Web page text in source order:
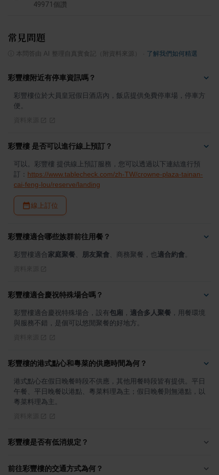
49971 個讚
常見問題
本問答由 AI 整理自真實食記（附資料來源） 了解我們如何精選
彩豐樓附近有停車資訊嗎？
彩豐樓位於大員皇冠假日酒店內，飯店提供免費停車場，停車方
便。
彩豐樓 是否可以進行線上預訂？
可以。彩豐樓 提供線上預訂服務，您可以透過以下連結進行預
訂： https://www.tablecheck.com/zh-TW/crowne-plaza-tainan-
cai-feng-lou/reserve/landing
線上訂位
彩豐樓適合哪些族群前往用餐？
彩豐樓適合家庭聚餐 朋友聚會 、商務聚餐，也 適合約會
彩豐樓適合慶祝特殊場合嗎？
彩豐樓適合慶祝特殊場合，設有包廂 ， 適合多人聚餐 ，用餐環境
與服務不錯，是個可以悠閒聚餐的好地方。
彩豐樓的港式點心和粵菜的供應時間為何？
港式點心在假日晚餐時段不供應，其他用餐時段皆有提供。平日
午餐、平日晚餐以港點、粵菜料理為主；假日晚餐則無港點，以
粵菜料理為主。
彩豐樓是否有低消規定？
前往彩豐樓的交通方式為何？